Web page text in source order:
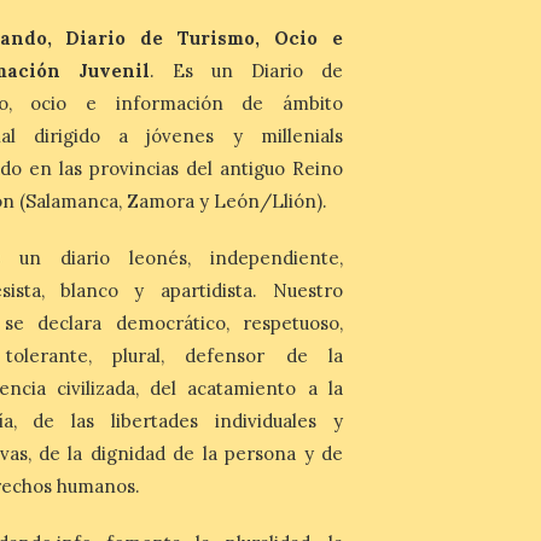
mayor aumento en
reservas, precios y
antelación de compra. El
auge de la demanda redefine la
estancias más breves en torno al evento.
Madrid, 7 agosto de […]
Diario de Turismo, Ocio e
Juvenil. Es un Diario de
ocio e información de ámbito
dirigido a jóvenes y millenials
en las provincias del antiguo Reino
(Salamanca, Zamora y León/Llión).
un diario leonés, independiente,
blanco y apartidista. Nuestro
declara democrático, respetuoso,
tolerante, plural, defensor de la
civilizada, del acatamiento a la
de las libertades individuales y
de la dignidad de la persona y de
humanos.